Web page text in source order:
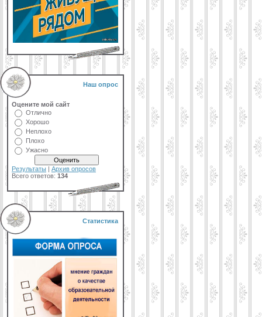
Наш опрос
Оцените мой сайт
Отлично
Хорошо
Неплохо
Плохо
Ужасно
Результаты | Архив опросов
Всего ответов: 134
Статистика